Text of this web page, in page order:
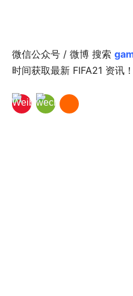
微信公众号 / 微博 搜索
时间获取最新 FIFA21 资讯！